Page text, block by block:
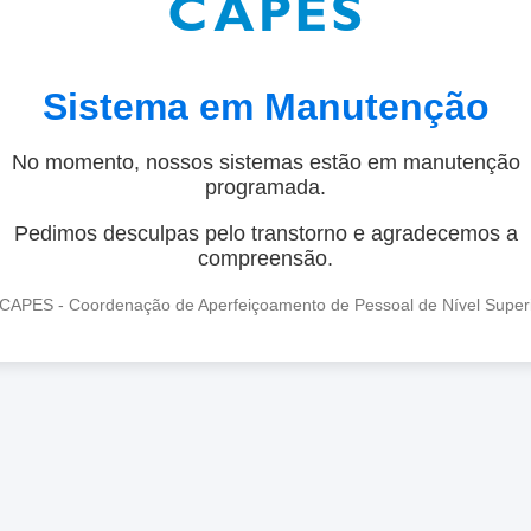
Sistema em Manutenção
No momento, nossos sistemas estão em manutenção
programada.
Pedimos desculpas pelo transtorno e agradecemos a
compreensão.
- Coordenação de Aperfeiçoamento de Pessoal de Nível